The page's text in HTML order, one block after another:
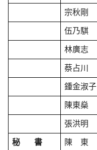
宗秋剛
伍乃騏
林廣志
蔡占川
鍾金淑子
陳東燊
張洪明
秘 書 陳 東